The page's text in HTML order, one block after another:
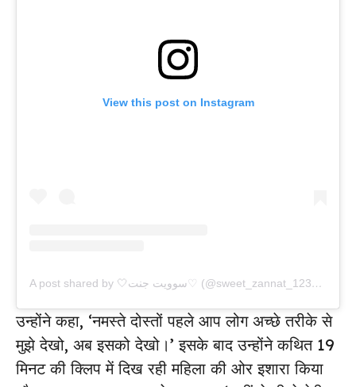
View this post on Instagram
A post shared by 🤍سوویت جنت♡ (@sweet_zannat_12374)
उन्होंने कहा, ‘नमस्ते दोस्तों पहले आप लोग अच्छे तरीके से
मुझे देखो, अब इसको देखो।’ इसके बाद उन्होंने कथित 19
मिनट की क्लिप में दिख रही महिला की ओर इशारा किया